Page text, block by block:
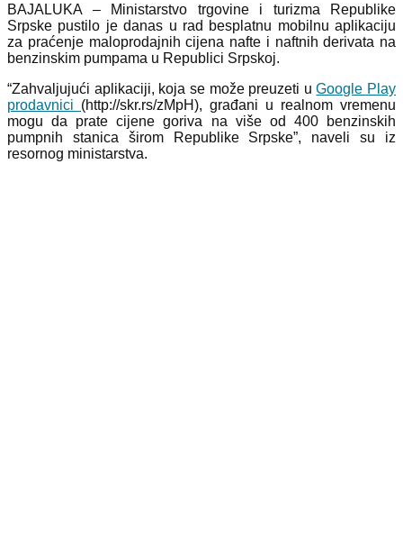
BAJALUKA – Ministarstvo trgovine i turizma Republike
Srpske pustilo je danas u rad besplatnu mobilnu aplikaciju
za praćenje maloprodajnih cijena nafte i naftnih derivata na
benzinskim pumpama u Republici Srpskoj.
“Zahvaljujući aplikaciji, koja se može preuzeti uGoogle Play
prodavnici (http://skr.rs/zMpH), građani u realnom vremenu
mogu da prate cijene goriva na više od 400 benzinskih
pumpnih stanica širom Republike Srpske”, naveli su iz
resornog ministarstva.